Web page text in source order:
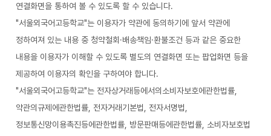
연결화면을 통하여 볼 수 있도록 할 수 있습니다.
"서울외국어고등학교"는 이용자가 약관에 동의하기에 앞서 약관에
정하여져 있는 내용 중 청약철회·배송책임·환불조건 등과 같은 중요한
내용을 이용자가 이해할 수 있도록 별도의 연결화면 또는 팝업화면 등을
제공하여 이용자의 확인을 구하여야 합니다.
"서울외국어고등학교"는 전자상거래등에서의소비자보호에관한법률,
약관의규제에관한법률, 전자거래기본법, 전자서명법,
정보통신망이용촉진등에관한법률, 방문판매등에관한법률, 소비자보호법